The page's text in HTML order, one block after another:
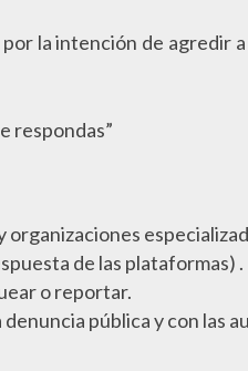
la intención de agredir
respondas”
organizaciones
de las plataformas) .
o reportar.
pública y con las